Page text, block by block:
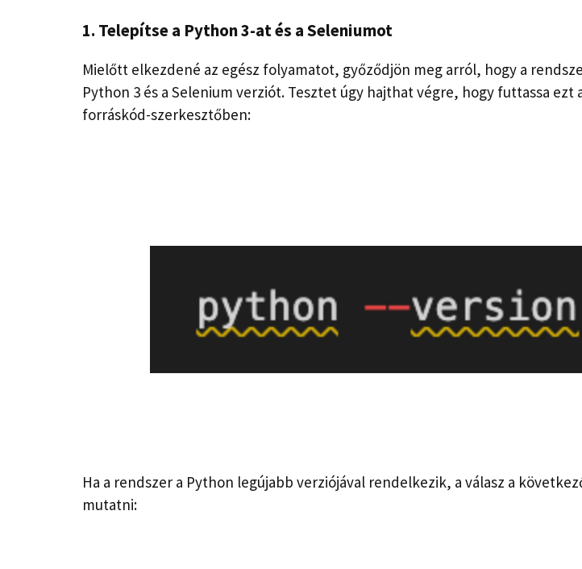
1. Telepítse a Python 3-at és a Seleniumot
Mielőtt elkezdené az egész folyamatot, győződjön meg arról, hogy a
Python 3 és a Selenium verziót. Tesztet úgy hajthat végre, hogy futtassa ezt
forráskód-szerkesztőben:
Ha a rendszer a Python legújabb verziójával rendelkezik, a válasz a
mutatni: